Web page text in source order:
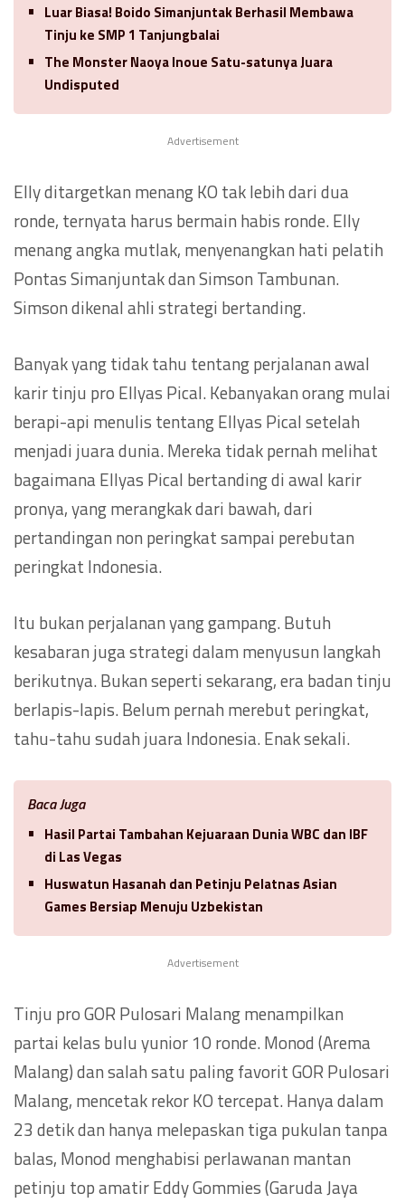
Luar Biasa! Boido Simanjuntak Berhasil Membawa
Tinju ke SMP 1 Tanjungbalai
The Monster Naoya Inoue Satu-satunya Juara
Undisputed
Advertisement
Elly ditargetkan menang KO tak lebih dari dua
ronde, ternyata harus bermain habis ronde. Elly
menang angka mutlak, menyenangkan hati pelatih
Pontas Simanjuntak dan Simson Tambunan.
Simson dikenal ahli strategi bertanding.
Banyak yang tidak tahu tentang perjalanan awal
karir tinju pro Ellyas Pical. Kebanyakan orang mulai
berapi-api menulis tentang Ellyas Pical setelah
menjadi juara dunia. Mereka tidak pernah melihat
bagaimana Ellyas Pical bertanding di awal karir
pronya, yang merangkak dari bawah, dari
pertandingan non peringkat sampai perebutan
peringkat Indonesia.
Itu bukan perjalanan yang gampang. Butuh
kesabaran juga strategi dalam menyusun langkah
berikutnya. Bukan seperti sekarang, era badan tinju
berlapis-lapis. Belum pernah merebut peringkat,
tahu-tahu sudah juara Indonesia. Enak sekali.
Baca Juga
Hasil Partai Tambahan Kejuaraan Dunia WBC dan IBF
di Las Vegas
Huswatun Hasanah dan Petinju Pelatnas Asian
Games Bersiap Menuju Uzbekistan
Advertisement
Tinju pro GOR Pulosari Malang menampilkan
partai kelas bulu yunior 10 ronde. Monod (Arema
Malang) dan salah satu paling favorit GOR Pulosari
Malang, mencetak rekor KO tercepat. Hanya dalam
23 detik dan hanya melepaskan tiga pukulan tanpa
balas, Monod menghabisi perlawanan mantan
petinju top amatir Eddy Gommies (Garuda Jaya